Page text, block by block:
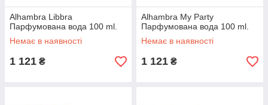
Alhambra Libbra
Парфумована вода 100 ml.
Немає в наявності
1 121 ₴
Alhambra My Party
Парфумована вода 100 ml.
Немає в наявності
1 121 ₴